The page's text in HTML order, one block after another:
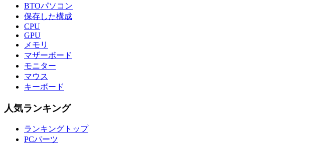
BTOパソコン
保存した構成
CPU
GPU
メモリ
マザーボード
モニター
マウス
キーボード
人気ランキング
ランキングトップ
PCパーツ